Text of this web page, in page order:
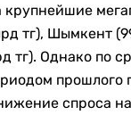
крупнейшие
тг), Шымкент
тг). Однако по
прошлого
спроса